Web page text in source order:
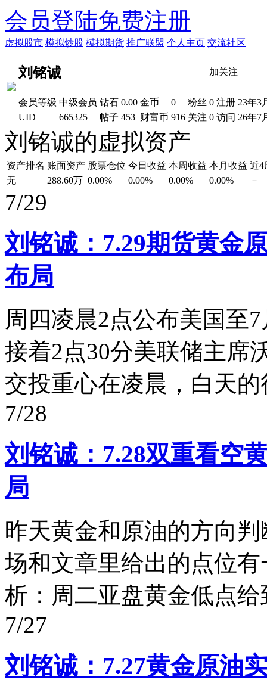
会员登陆免费注册
虚拟股市 模拟炒股 模拟期货 推广联盟 个人主页 交流社区
刘铭诚 加关注
会员等级 中级会员 钻石 0.00 金币 0 粉丝 0 注册 23年3
UID
665325 帖子 453 财富币 916 关注 0 访问 26年7
刘铭诚的虚拟资产
资产排名 账面资产 股票仓位 今日收益 本周收益 本月收益 近4
无
288.60万 0.00% 0.00% 0.00% 0.00% －
7/29
刘铭诚：7.29期货黄金
布局
周四凌晨2点公布美国至
接着2点30分美联储主席
交投重心在凌晨，白天
7/28
刘铭诚：7.28双重看空
局
昨天黄金和原油的方向
场和文章里给出的点位
析：周二亚盘黄金低点
7/27
刘铭诚：7.27黄金原油